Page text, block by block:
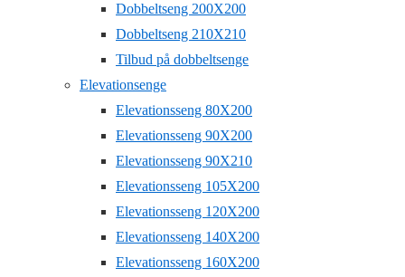
Dobbeltseng 200X200
Dobbeltseng 210X210
Tilbud på dobbeltsenge
Elevationsenge
Elevationsseng 80X200
Elevationsseng 90X200
Elevationsseng 90X210
Elevationsseng 105X200
Elevationsseng 120X200
Elevationsseng 140X200
Elevationsseng 160X200